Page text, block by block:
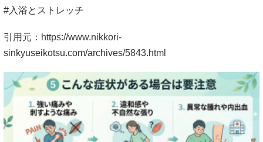
#入浴とストレッチ
引用元：https://www.nikkori-
sinkyuseikotsu.com/archives/5843.html